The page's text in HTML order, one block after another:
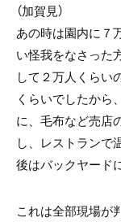
（加賀見）
あの時は園内に７
い怪我をなさった
して２万人くら
くらいでしたから
に、毛布など売店
し、レストランで
後はバックヤード
これは全部現場が